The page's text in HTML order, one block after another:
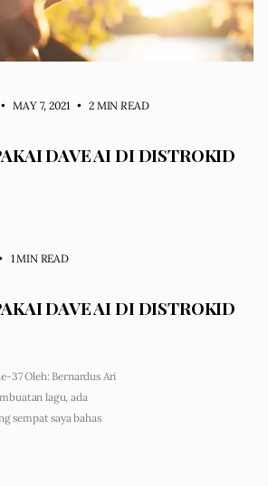
• MAY 7, 2021 • 2 MIN READ
DAVE AI DI DISTROKID
1 MIN READ
DAVE AI DI DISTROKID
37 Oleh: Bernardus Ari
lagu, ada
sempat saya bahas